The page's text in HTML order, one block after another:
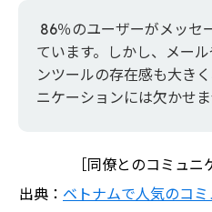
86％のユーザーがメッセ
ています。しかし、メー
ンツールの存在感も大き
ニケーションには欠かせま
［同僚とのコミュニ
出典： ベトナムで人気のコ